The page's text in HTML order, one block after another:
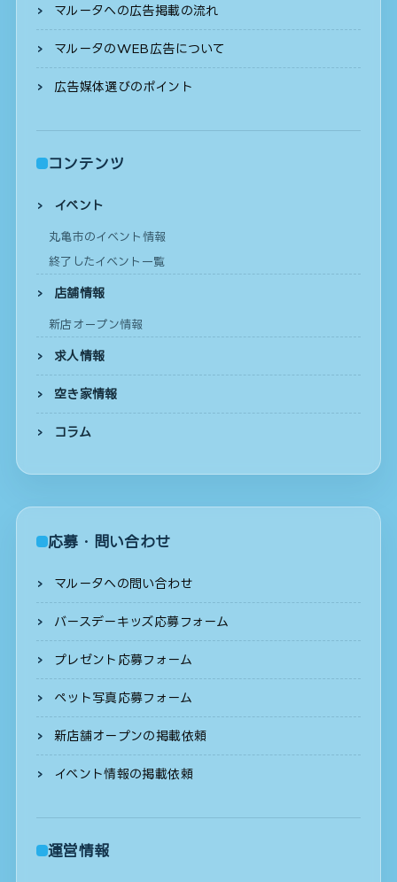
マルータへの広告掲載の流れ
マルータのWEB広告について
広告媒体選びのポイント
コンテンツ
イベント
丸亀市のイベント情報
終了したイベント一覧
店舗情報
新店オープン情報
求人情報
空き家情報
コラム
応募・問い合わせ
マルータへの問い合わせ
バースデーキッズ応募フォーム
プレゼント応募フォーム
ペット写真応募フォーム
新店舗オープンの掲載依頼
イベント情報の掲載依頼
運営情報